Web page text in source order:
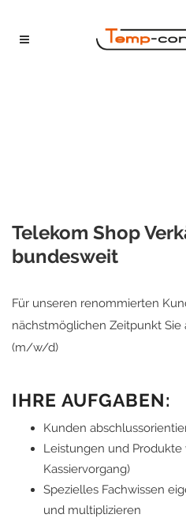
Telekom Shop
bundesweit
Für unseren renommierten
nächstmöglichen Zeitpunkt Sie
(m/w/d)
IHRE AUFGABEN:
Kunden
Leistungen und
Kassiervorgang)
Spezielles Fachwissen
und multiplizieren